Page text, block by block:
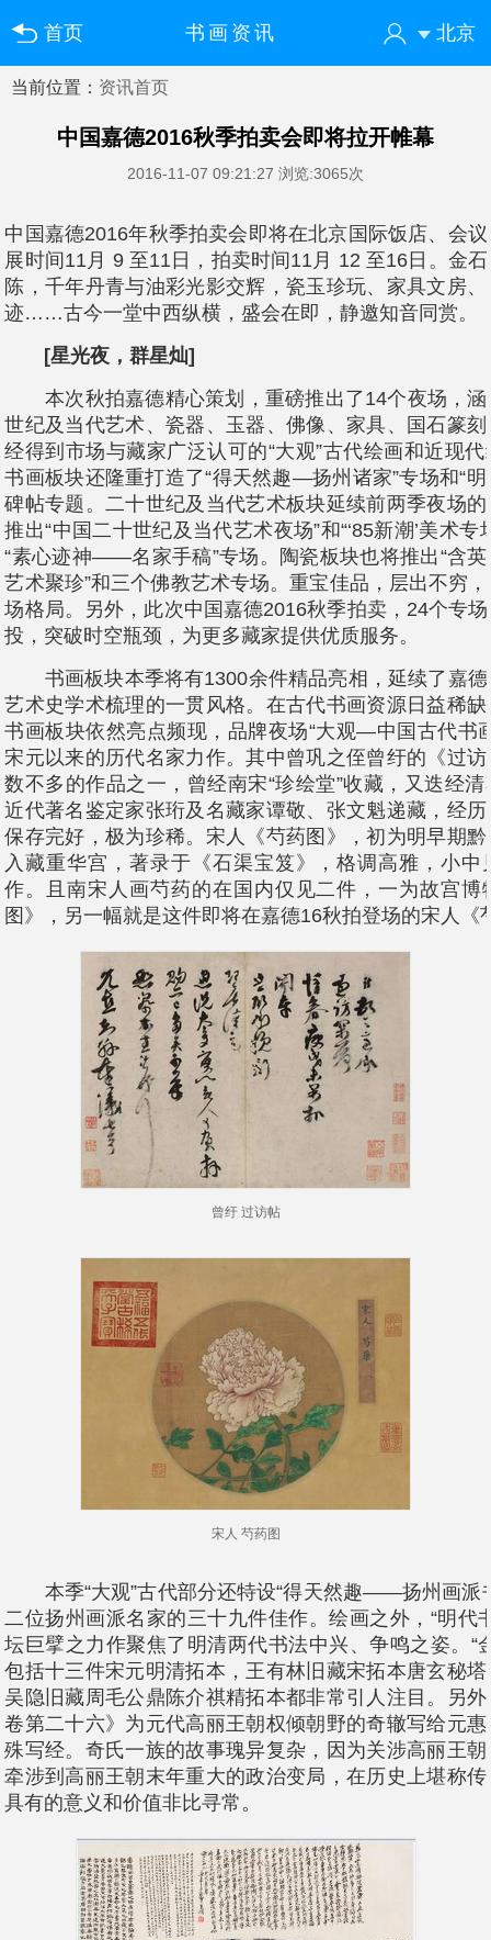
首页 北京
书画资讯
您好！欢迎来到中国书画门户网
当前位置： 资讯首页
中国嘉德2016秋季拍卖会即将拉开帷幕
2016-11-07 09:21:27 浏览:3065次
中国嘉德2016年秋季拍卖会即将在北京国际饭店、会
展时间11月 9 至11日，拍卖时间11月 12 至16日。金
陈，千年丹青与油彩光影交辉，瓷玉珍玩、家具文房
迹……古今一堂中西纵横，盛会在即，静邀知音同赏。
[星光夜，群星灿]
本次秋拍嘉德精心策划，重磅推出了14个夜场，涵
世纪及当代艺术、瓷器、玉器、佛像、家具、国石篆
经得到市场与藏家广泛认可的“大观”古代绘画和近现
书画板块还隆重打造了“得天然趣—扬州诸家”专场和“明
碑帖专题。二十世纪及当代艺术板块延续前两季夜场
推出“中国二十世纪及当代艺术夜场”和“‘85新潮’美术专
“素心迹神——名家手稿”专场。陶瓷板块也将推出“含
艺术聚珍”和三个佛教艺术专场。重宝佳品，层出不穷
场格局。另外，此次中国嘉德2016秋季拍卖，24个专
投，突破时空瓶颈，为更多藏家提供优质服务。
书画板块本季将有1300余件精品亮相，延续了嘉德
艺术史学术梳理的一贯风格。在古代书画资源日益稀
书画板块依然亮点频现，品牌夜场“大观—中国古代书
宋元以来的历代名家力作。其中曾巩之侄曾纡的《过
数不多的作品之一，曾经南宋“珍绘堂”收藏，又迭经
近代著名鉴定家张珩及名藏家谭敬、张文魁递藏，经
保存完好，极为珍稀。宋人《芍药图》，初为明早期
入藏重华宫，著录于《石渠宝笈》，格调高雅，小中
作。且南宋人画芍药的在国内仅见二件，一为故宫博
图》，另一幅就是这件即将在嘉德16秋拍登场的宋人《
曾纡 过访帖
宋人 芍药图
本季“大观”古代部分还特设“得天然趣——扬州画派
二位扬州画派名家的三十九件佳作。绘画之外，“明代
坛巨擘之力作聚焦了明清两代书法中兴、争鸣之姿。“
包括十三件宋元明清拓本，王有林旧藏宋拓本唐玄秘
吴隐旧藏周毛公鼎陈介祺精拓本都非常引人注目。另
卷第二十六》为元代高丽王朝权倾朝野的奇辙写给元
殊写经。奇氏一族的故事瑰异复杂，因为关涉高丽王
牵涉到高丽王朝末年重大的政治变局，在历史上堪称
具有的意义和价值非比寻常。